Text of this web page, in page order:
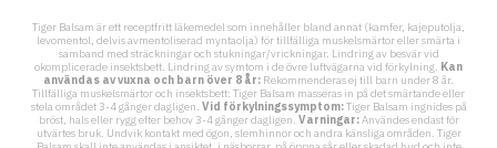
Tiger Balsam är ett receptfritt läkemedel som innehåller bland annat (kamfer, kajeputolja,
levomentol, delvis avmentoliserad myntaolja) för tillfälliga muskelsmärtor eller smärta i
samband med sträckningar och stukningar/vrickningar. Lindring av besvär vid
okomplicerade insektsbett. Lindring av symtom i de övre luftvägarna vid förkylning. Kan
användas av vuxna och barn över 8 år: Rekommenderas ej till barn under 8 år.
Tillfälliga muskelsmärtor och insektsbett: Tiger Balsam masseras in på det smärtande eller
stela området 3-4 gånger dagligen. Vid förkylningssymptom:Tiger Balsam ingnides på
bröst, hals eller rygg efter behov 3-4 gånger dagligen. Varningar:Användes endast för
utvärtes bruk. Undvik kontakt med ögon, slemhinnor och andra känsliga områden. Tiger